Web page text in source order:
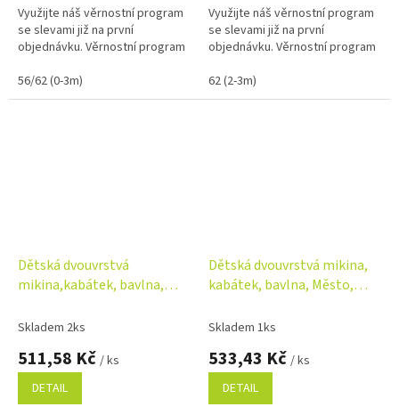
Využijte náš věrnostní program
se slevami již na první
objednávku. Věrnostní program
56/62 (0-3m)
Využijte náš věrnostní program
se slevami již na první
objednávku. Věrnostní program
62 (2-3m)
Dětská dvouvrstvá
mikina,kabátek, bavlna,
Skladem 2ks
511,58 Kč / ks
DETAIL
Dětská dvouvrstvá mikina,
kabátek, bavlna, Město,
Skladem 1ks
533,43 Kč / ks
DETAIL